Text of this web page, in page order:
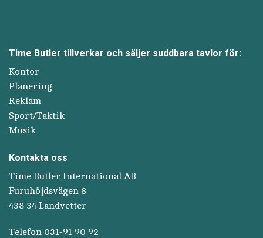
Time Butler tillverkar och säljer suddbara tavlor för:
Kontor
Planering
Reklam
Sport/Taktik
Musik
Kontakta oss
Time Butler International AB
Furuhöjdsvägen 8
438 34 Landvetter
Telefon 031-91 90 92